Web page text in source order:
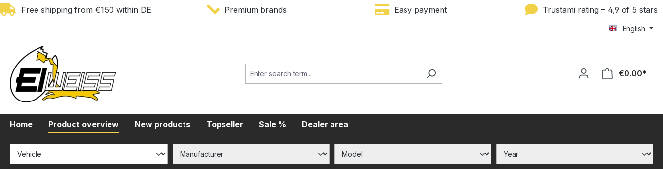
Skip to main navigation
Free shipping from €150 within DE Premium brands Easy payment Trustami rating – 4,9 of 5 stars
English
€0.00*
Home Product overview New products Topseller Sale % Dealer area